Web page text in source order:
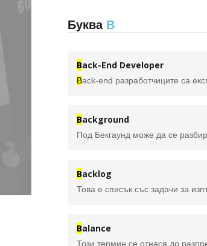
Буква B
Back-End Developer
Back-end разработчиците са експертите, които изграждат и
Background
Backlog
Balance